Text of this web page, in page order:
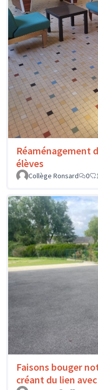
Réaménagement
élèves
Collège Ronsard
0
Faisons bouger
créant du lien